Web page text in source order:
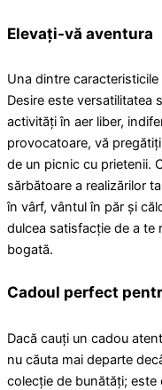
Elevați-vă aventura
Una dintre
Desire este versatilitatea
activități în aer liber,
provocatoare, vă
de un picnic cu prietenii.
sărbătoare a realizărilor
în vârf, vântul în păr și
dulcea satisfacție de a te
bogată.
Cadoul perfect
Dacă cauți un cadou
nu căuta mai departe
colecție de bunătăți; este